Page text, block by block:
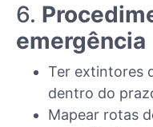
6.
emergência
Ter extintores
dentro do
Mapear rotas